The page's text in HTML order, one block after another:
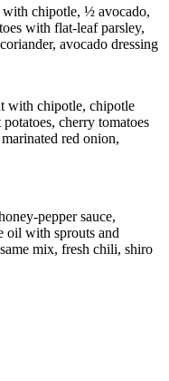
chipotle, ½ avocado,
with flat-leaf parsley,
avocado dressing
with chipotle, chipotle
cherry tomatoes
red onion,
pepper sauce,
oil with sprouts and
mix, fresh chili, shiro